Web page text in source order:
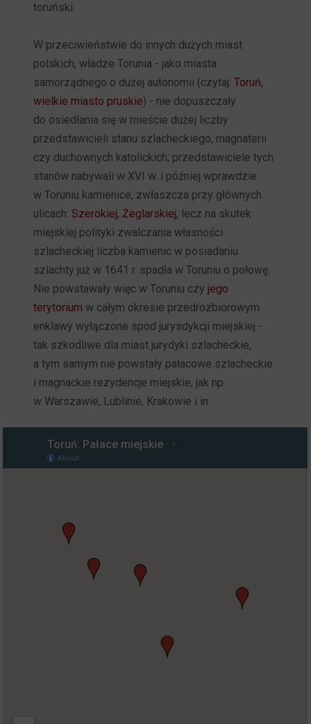
toruński.
W przeciwieństwie do innych dużych miast
polskich, władze Torunia - jako miasta
samorządnego o dużej autonomii (czytaj:Toruń,
wielkie miasto pruskie) - nie dopuszczały
do osiedlania się w mieście dużej liczby
przedstawicieli stanu szlacheckiego, magnaterii
czy duchownych katolickich; przedstawiciele tych
stanów nabywali w XVI w. i później wprawdzie
w Toruniu kamienice, zwłaszcza przy głównych
ulicach: Szerokiej, Żeglarskiej, lecz na skutek
miejskiej polityki zwalczania własności
szlacheckiej liczba kamienic w posiadaniu
szlachty już w 1641 r. spadła w Toruniu o połowę.
Nie powstawały więc w Toruniu czy jego
terytoriumw całym okresie przedrozbiorowym
enklawy wyłączone spod jurysdykcji miejskiej -
tak szkodliwe dla miast jurydyki szlacheckie,
a tym samym nie powstały pałacowe szlacheckie
i magnackie rezydencje miejskie, jak np.
w Warszawie, Lublinie, Krakowie i in.